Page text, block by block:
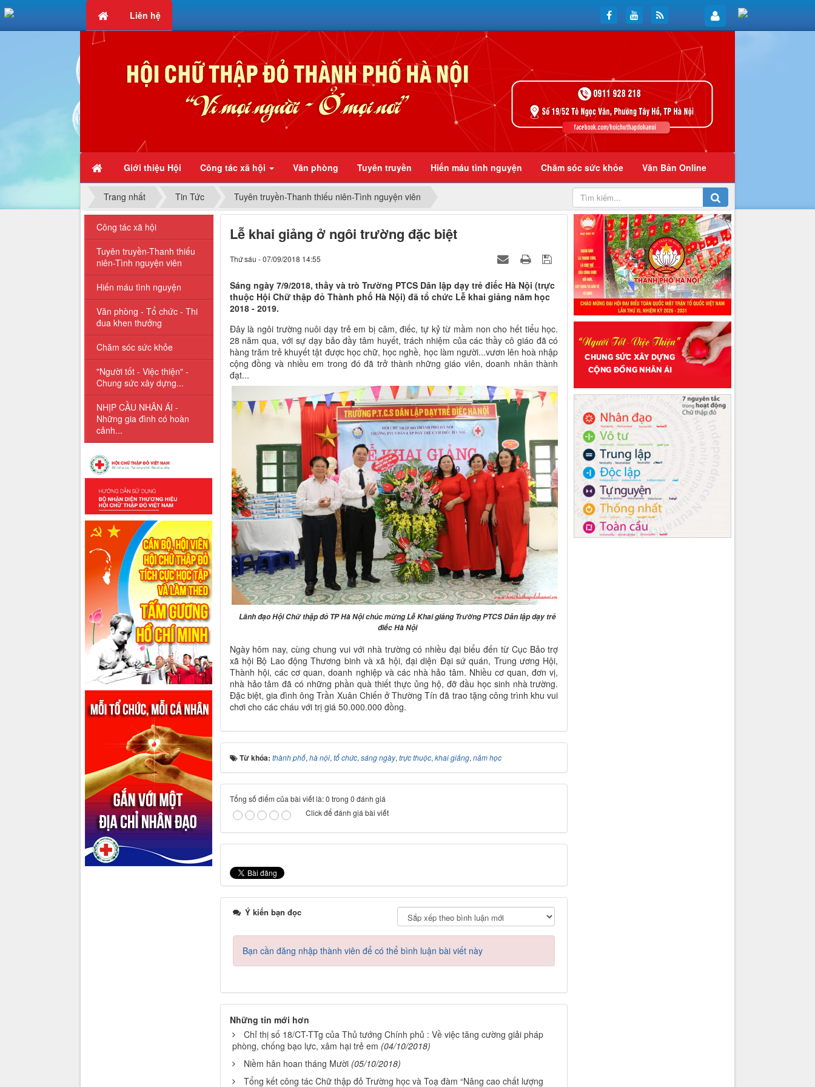
Chữ thập đỏ - Vì mọi người, Ở mọi nơi
Giới thiệu Hội Công tác xã hội Văn phòng Tuyên truyền Hiến máu tình nguyện Chăm sóc sức khỏe Văn Bản Online
Liên hệ
Trang nhất Tin Tức Tuyên truyền-Thanh thiếu niên-Tình nguyện viên
Lễ khai giảng ở ngôi trường đặc biệt
Thứ sáu - 07/09/2018 14:55
Sáng ngày 7/9/2018, thầy và trò Trường PTCS Dân lập dạy trẻ điếc Hà Nội (trực
thuộc Hội Chữ thập đỏ Thành phố Hà Nội) đã tổ chức Lễ khai giảng năm học
2018 - 2019.
Đây là ngôi trường nuôi dạy trẻ em bị câm, điếc, tự kỷ từ mầm non cho hết tiểu học.
28 năm qua, với sự dạy bảo đầy tâm huyết, trách nhiệm của các thầy cô giáo đã có
hàng trăm trẻ khuyết tật được học chữ, học nghề, học làm người...vươn lên hoà nhập
cộng đồng và nhiều em trong đó đã trở thành những giáo viên, doanh nhân thành
đạt...
Lãnh đạo Hội Chữ thập đỏ TP Hà Nội chúc mừng Lễ Khai giảng Trường PTCS Dân lập dạy trẻ
điếc Hà Nội
Ngày hôm nay, cùng chung vui với nhà trường có nhiều đại biểu đến từ Cục Bảo trợ
xã hội Bộ Lao động Thương binh và xã hội, đại diện Đại sứ quán, Trung ương Hội,
Thành hội, các cơ quan, doanh nghiệp và các nhà hảo tâm. Nhiều cơ quan, đơn vị,
nhà hảo tâm đã có những phần quà thiết thực ủng hộ, đỡ đầu học sinh nhà trường.
Đặc biệt, gia đình ông Trần Xuân Chiến ở Thường Tín đã trao tặng công trình khu vui
chơi cho các cháu với trị giá 50.000.000 đồng.
Từ khóa: thành phố, hà nội, tổ chức, sáng ngày, trực thuộc, khai giảng, năm học
Tổng số điểm của bài viết là: 0 trong 0 đánh giá
Click để đánh giá bài viết
Ý kiến bạn đọc
Bạn cần đăng nhập thành viên để có thể bình luận bài viết này
Những tin mới hơn
Chỉ thị số 18/CT-TTg của Thủ tướng Chính phủ : Về việc tăng cường giải pháp
phòng, chống bạo lực, xâm hại trẻ em (04/10/2018)
Niềm hân hoan tháng Mười (05/10/2018)
Tổng kết công tác Chữ thập đỏ Trường học và Toạ đàm “Nâng cao chất lượng
Công tác xã hội
Tuyên truyền-Thanh thiếu
niên-Tình nguyện viên
Hiến máu tình nguyện
Văn phòng - Tổ chức - Thi
đua khen thưởng
Chăm sóc sức khỏe
"Người tốt - Việc thiện" -
Chung sức xây dựng...
NHỊP CẦU NHÂN ÁI -
Những gia đình có hoàn
cảnh...